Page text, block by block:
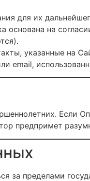
для их
основана на
указанные на
email,
Если
предпримет
за пределами